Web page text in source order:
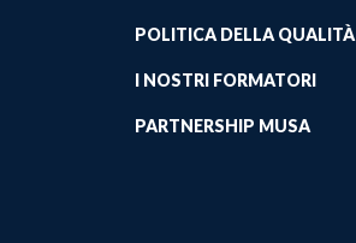
POLITICA DELLA QUALITÀ
I NOSTRI FORMATORI
PARTNERSHIP MUSA